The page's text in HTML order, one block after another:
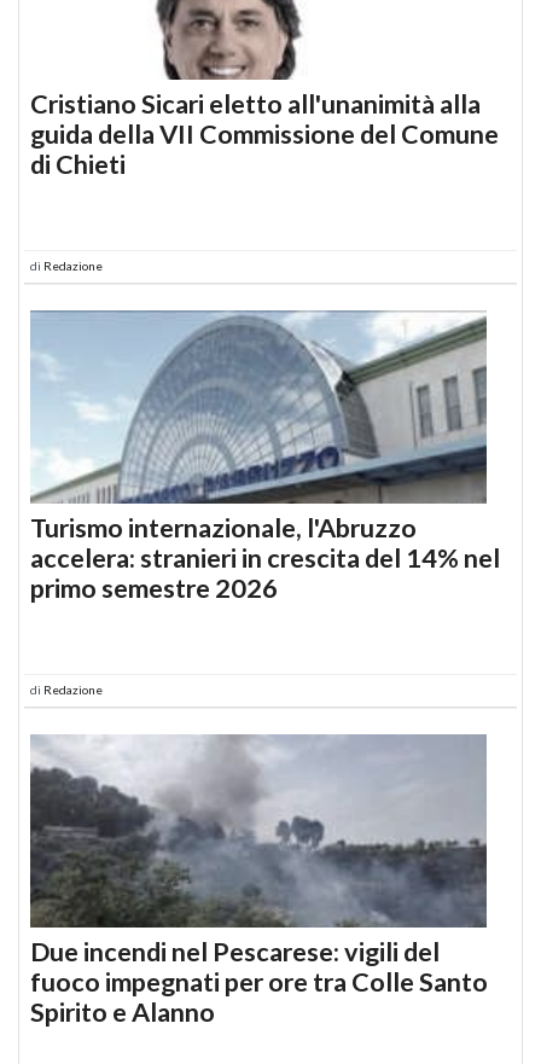
Cristiano Sicari eletto all'unanimità alla
guida della VII Commissione del Comune
di Chieti
di Redazione
Turismo internazionale, l'Abruzzo
accelera: stranieri in crescita del 14% nel
primo semestre 2026
di Redazione
Due incendi nel Pescarese: vigili del
fuoco impegnati per ore tra Colle Santo
Spirito e Alanno